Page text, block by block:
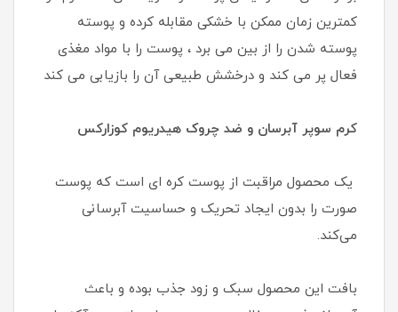
کمترین زمان ممکن با خشکی مقابله کرده و پوسته
پوسته شدن را از بین می برد ، پوست را با مواد مغذی
فعال پر می کند و درخشش طبیعی آن را بازیابی می کند
کرم سوپر آبرسان و ضد چروک هیدریوم کوزارکس
یک محصول مراقبت از پوست کره ای است که پوست
صورت را بدون ایجاد تحریک و حساسیت آبرسانی
می‌کند.
بافت این محصول سبک و زود جذب بوده و باعث